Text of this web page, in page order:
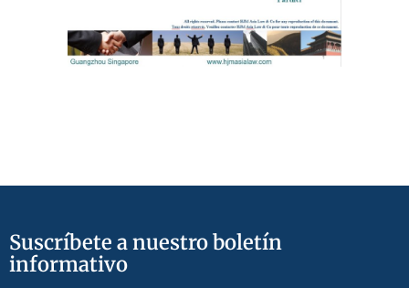
Suscríbete a nuestro boletín
informativo